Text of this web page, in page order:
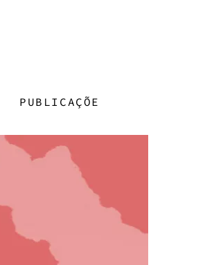
PUBLICAÇÕES